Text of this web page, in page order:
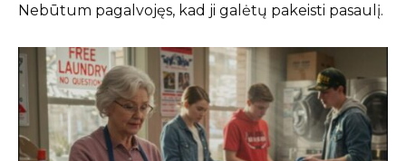
Nebūtum pagalvojęs, kad ji galėtų pakeisti pasaulį.